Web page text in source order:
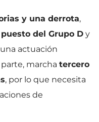
y una derrota,
del Grupo D y
actuación
parte, marcha tercero
, por lo que necesita
de